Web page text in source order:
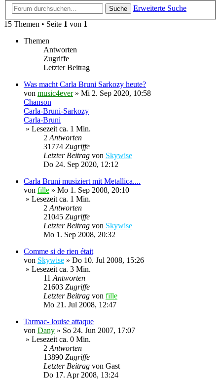
Suche
Erweiterte Suche
15 Themen • Seite 1 von 1
Themen
Antworten
Zugriffe
Letzter Beitrag
Was macht Carla Bruni Sarkozy heute?
von music4ever» Mi 2. Sep 2020, 10:58
Chanson
Carla-Bruni-Sarkozy
Carla-Bruni
» Lesezeit ca. 1 Min.
2Antworten
31774 Zugriffe
Letzter Beitrag von Skywise
Do 24. Sep 2020, 12:12
Carla Bruni musiziert mit Metallica....
von fille » Mo 1. Sep 2008, 20:10
» Lesezeit ca. 1 Min.
2Antworten
21045 Zugriffe
Letzter Beitrag von Skywise
Mo 1. Sep 2008, 20:32
Comme si de rien était
von Skywise » Do 10. Jul 2008, 15:26
» Lesezeit ca. 3 Min.
11Antworten
21603 Zugriffe
Letzter Beitrag von fille
Mo 21. Jul 2008, 12:47
Tarmac- louise attaque
von Dany » So 24. Jun 2007, 17:07
» Lesezeit ca. 0 Min.
2Antworten
13890 Zugriffe
Letzter Beitrag von Gast
Do 17. Apr 2008, 13:24